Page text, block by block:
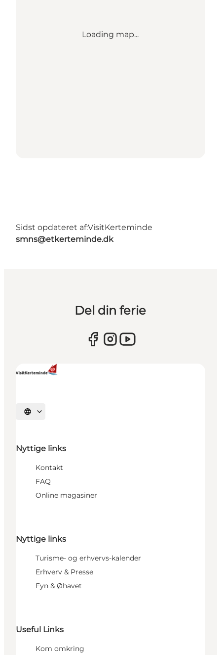
Loading map...
Sidst opdateret af:VisitKerteminde
smns@etkerteminde.dk
Del din ferie
Vælg sprog
Nyttige links
Kontakt
FAQ
Online magasiner
Nyttige links
Turisme- og erhvervs-kalender
Erhverv & Presse
Fyn & Øhavet
Useful Links
Kom omkring